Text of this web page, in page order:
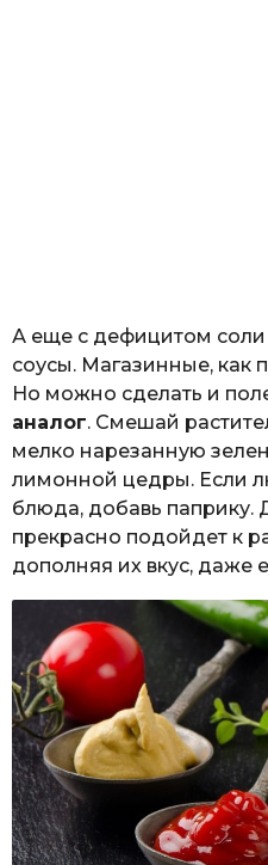
А еще с дефицитом соли
соусы. Магазинные, как
Но можно сделать и
аналог. Смешай
мелко нарезанную
лимонной цедры. Если
блюда, добавь
прекрасно подойдет к
дополняя их вкус, даже